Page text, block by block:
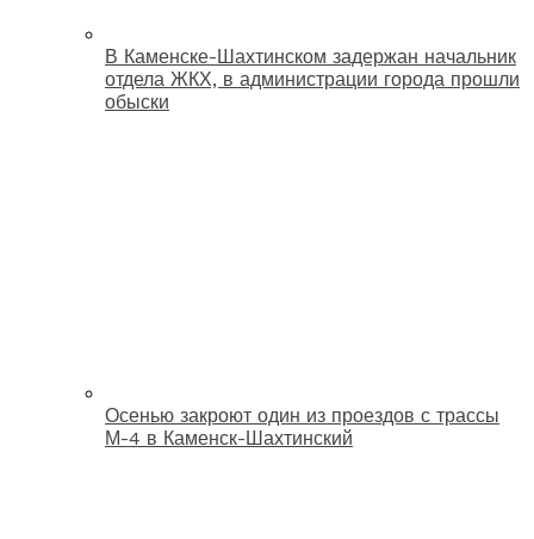
В Каменске-Шахтинском задержан начальник
отдела ЖКХ, в администрации города прошли
обыски
Осенью закроют один из проездов с трассы
М-4 в Каменск-Шахтинский